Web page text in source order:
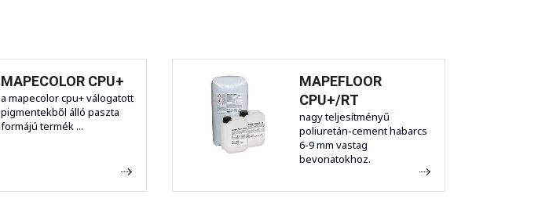
MAPECOLOR CPU+
a mapecolor cpu+ válogatott
pigmentekből álló paszta
formájú termék ...
MAPEFLOOR
CPU+/RT
nagy teljesítményű
poliuretán-cement habarcs
6-9 mm vastag
bevonatokhoz.